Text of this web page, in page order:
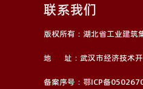
联系我们
版权所有：湖北省工业建筑
地 址：武汉市经济技术开
备案序号：鄂ICP备